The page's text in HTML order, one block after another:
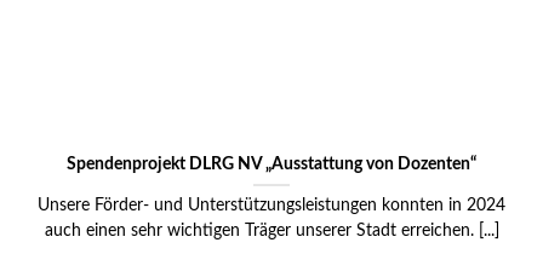
Spendenprojekt DLRG NV „Ausstattung von Dozenten“
Unsere Förder- und Unterstützungsleistungen konnten in 2024
auch einen sehr wichtigen Träger unserer Stadt erreichen. [...]